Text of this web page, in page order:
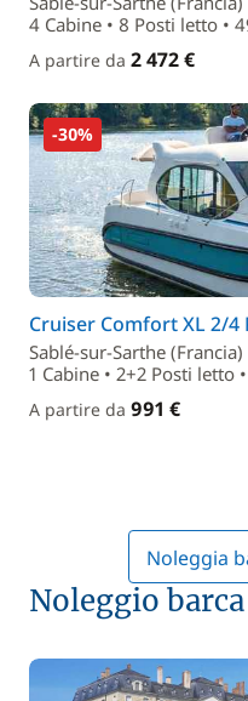
4 Cabine • 8 Posti letto •
A partire da 2 472 €
-30%
Cruiser Comfort XL 2/4
Sablé-sur-Sarthe (Francia)
1 Cabine • 2+2 Posti letto
A partire da 991 €
Noleggia
Noleggio